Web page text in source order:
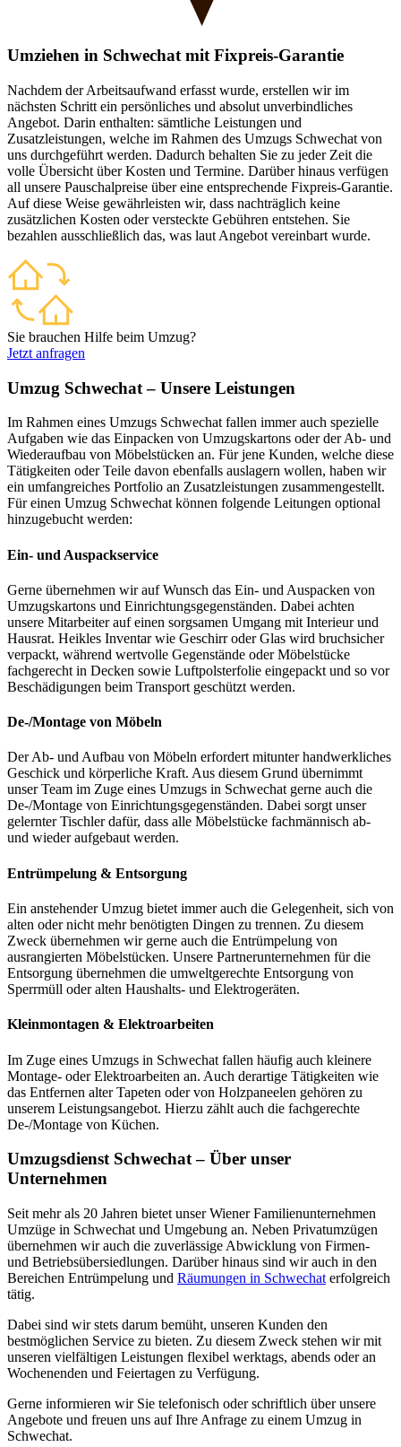
Umziehen in Schwechat mit Fixpreis-Garantie
Nachdem der Arbeitsaufwand erfasst wurde, erstellen wir im
nächsten Schritt ein persönliches und absolut unverbindliches
Angebot. Darin enthalten: sämtliche Leistungen und
Zusatzleistungen, welche im Rahmen des Umzugs Schwechat von
uns durchgeführt werden. Dadurch behalten Sie zu jeder Zeit die
volle Übersicht über Kosten und Termine. Darüber hinaus verfügen
all unsere Pauschalpreise über eine entsprechende Fixpreis-Garantie.
Auf diese Weise gewährleisten wir, dass nachträglich keine
zusätzlichen Kosten oder versteckte Gebühren entstehen. Sie
bezahlen ausschließlich das, was laut Angebot vereinbart wurde.
Sie brauchen Hilfe beim Umzug?
Jetzt anfragen
Umzug Schwechat – Unsere Leistungen
Im Rahmen eines Umzugs Schwechat fallen immer auch spezielle
Aufgaben wie das Einpacken von Umzugskartons oder der Ab- und
Wiederaufbau von Möbelstücken an. Für jene Kunden, welche diese
Tätigkeiten oder Teile davon ebenfalls auslagern wollen, haben wir
ein umfangreiches Portfolio an Zusatzleistungen zusammengestellt.
Für einen Umzug Schwechat können folgende Leitungen optional
hinzugebucht werden:
Ein- und Auspackservice
Gerne übernehmen wir auf Wunsch das Ein- und Auspacken von
Umzugskartons und Einrichtungsgegenständen. Dabei achten
unsere Mitarbeiter auf einen sorgsamen Umgang mit Interieur und
Hausrat. Heikles Inventar wie Geschirr oder Glas wird bruchsicher
verpackt, während wertvolle Gegenstände oder Möbelstücke
fachgerecht in Decken sowie Luftpolsterfolie eingepackt und so vor
Beschädigungen beim Transport geschützt werden.
De-/Montage von Möbeln
Der Ab- und Aufbau von Möbeln erfordert mitunter handwerkliches
Geschick und körperliche Kraft. Aus diesem Grund übernimmt
unser Team im Zuge eines Umzugs in Schwechat gerne auch die
De-/Montage von Einrichtungsgegenständen. Dabei sorgt unser
gelernter Tischler dafür, dass alle Möbelstücke fachmännisch ab-
und wieder aufgebaut werden.
Entrümpelung & Entsorgung
Ein anstehender Umzug bietet immer auch die Gelegenheit, sich von
alten oder nicht mehr benötigten Dingen zu trennen. Zu diesem
Zweck übernehmen wir gerne auch die Entrümpelung von
ausrangierten Möbelstücken. Unsere Partnerunternehmen für die
Entsorgung übernehmen die umweltgerechte Entsorgung von
Sperrmüll oder alten Haushalts- und Elektrogeräten.
Kleinmontagen & Elektroarbeiten
Im Zuge eines Umzugs in Schwechat fallen häufig auch kleinere
Montage- oder Elektroarbeiten an. Auch derartige Tätigkeiten wie
das Entfernen alter Tapeten oder von Holzpaneelen gehören zu
unserem Leistungsangebot. Hierzu zählt auch die fachgerechte
De-/Montage von Küchen.
Umzugsdienst Schwechat – Über unser
Unternehmen
Seit mehr als 20 Jahren bietet unser Wiener Familienunternehmen
Umzüge in Schwechat und Umgebung an. Neben Privatumzügen
übernehmen wir auch die zuverlässige Abwicklung von Firmen-
und Betriebsübersiedlungen. Darüber hinaus sind wir auch in den
Bereichen Entrümpelung und Räumungen in Schwechat erfolgreich
tätig.
Dabei sind wir stets darum bemüht, unseren Kunden den
bestmöglichen Service zu bieten. Zu diesem Zweck stehen wir mit
unseren vielfältigen Leistungen flexibel werktags, abends oder an
Wochenenden und Feiertagen zu Verfügung.
Gerne informieren wir Sie telefonisch oder schriftlich über unsere
Angebote und freuen uns auf Ihre Anfrage zu einem Umzug in
Schwechat.